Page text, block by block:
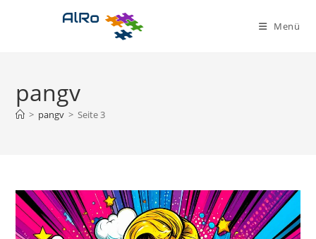
Menü
pangv
> pangv > Seite 3